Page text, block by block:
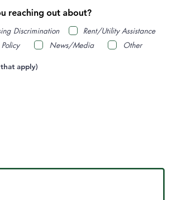
reaching out about?
Discrimination
Rent/Utility Assistance
News/Media Other
apply)